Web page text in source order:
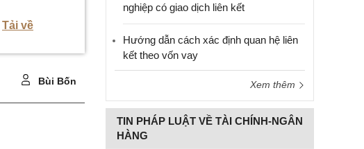
Tải về
Bùi Bốn
nghiệp có giao dịch liên kết
Hướng dẫn cách xác định quan hệ liên
kết theo vốn vay
Xem thêm
TIN PHÁP LUẬT VỀ TÀI CHÍNH-NGÂN
HÀNG